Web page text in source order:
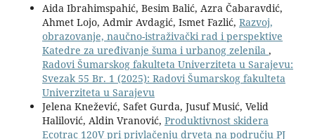
Aida Ibrahimspahić, Besim Balić, Azra Čabaravdić,
Ahmet Lojo, Admir Avdagić, Ismet Fazlić, Razvoj,
obrazovanje, naučno-istraživački rad i perspektive
Katedre za uređivanje šuma i urbanog zelenila ,
Radovi Šumarskog fakulteta Univerziteta u Sarajevu:
Svezak 55 Br. 1 (2025): Radovi Šumarskog fakulteta
Univerziteta u Sarajevu
Jelena Knežević, Safet Gurda, Jusuf Musić, Velid
Halilović, Aldin Vranović, Produktivnost skidera
Ecotrac 120V pri privlačenju drveta na području PJ